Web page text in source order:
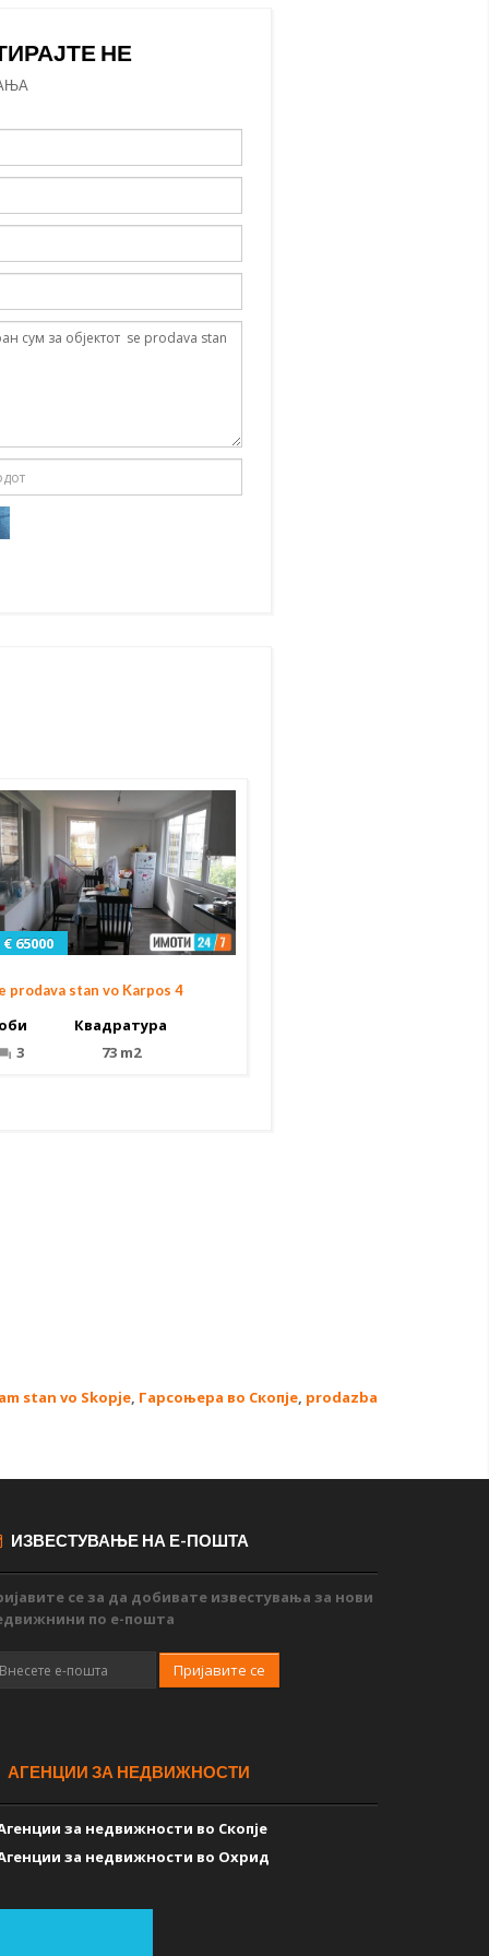
НЕ
€ 65000
prodava stan vo Karpos 4
3
Квадратура
73 m2
stan vo Skopje, Гарсоњера во Скопје, prodazba
ИЗВЕСТУВАЊЕ НА Е-ПОШТА
се за да добивате известувања за нови
по е-пошта
Пријавите се
АГЕНЦИИ ЗА НЕДВИЖНОСТИ
за недвижности во Скопје
за недвижности во Охрид